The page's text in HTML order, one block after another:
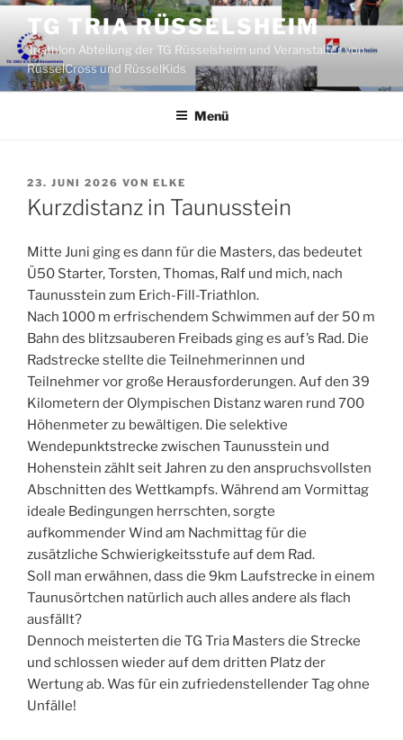
Zum
Inhalt
springen
TG TRIA RÜSSELSHEIM
Triathlon Abteilung der TG Rüsselsheim und Veranstalter von
RüsselCross und RüsselKids
Menü
VERÖFFENTLICHT
AM
23. JUNI 2026 VON ELKE
Kurzdistanz in Taunusstein
Mitte Juni ging es dann für die Masters, das bedeutet
Ü50 Starter, Torsten, Thomas, Ralf und mich, nach
Taunusstein zum Erich-Fill-Triathlon.
Nach 1000 m erfrischendem Schwimmen auf der 50 m
Bahn des blitzsauberen Freibads ging es auf’s Rad. Die
Radstrecke stellte die Teilnehmerinnen und
Teilnehmer vor große Herausforderungen. Auf den 39
Kilometern der Olympischen Distanz waren rund 700
Höhenmeter zu bewältigen. Die selektive
Wendepunktstrecke zwischen Taunusstein und
Hohenstein zählt seit Jahren zu den anspruchsvollsten
Abschnitten des Wettkampfs. Während am Vormittag
ideale Bedingungen herrschten, sorgte
aufkommender Wind am Nachmittag für die
zusätzliche Schwierigkeitsstufe auf dem Rad.
Soll man erwähnen, dass die 9km Laufstrecke in einem
Taunusörtchen natürlich auch alles andere als flach
ausfällt?
Dennoch meisterten die TG Tria Masters die Strecke
und schlossen wieder auf dem dritten Platz der
Wertung ab. Was für ein zufriedenstellender Tag ohne
Unfälle!